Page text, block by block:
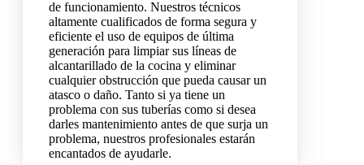
de funcionamiento. Nuestros técnicos
altamente cualificados de forma segura y
eficiente el uso de equipos de última
generación para limpiar sus líneas de
alcantarillado de la cocina y eliminar
cualquier obstrucción que pueda causar un
atasco o daño. Tanto si ya tiene un
problema con sus tuberías como si desea
darles mantenimiento antes de que surja un
problema, nuestros profesionales estarán
encantados de ayudarle.